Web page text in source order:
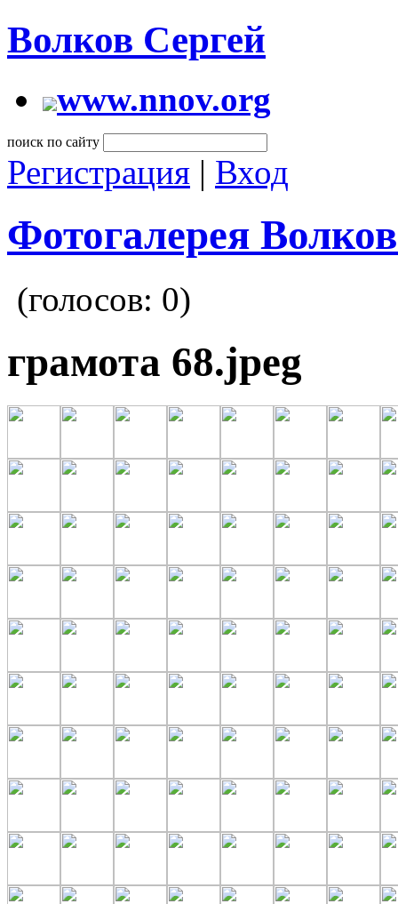
Волков Сергей
www.nnov.org
поиск по сайту
Регистрация | Вход
Фотогалерея
(голосов: 0)
грамота 68.jpeg